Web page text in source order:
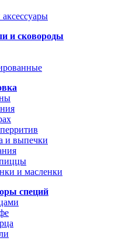
и сковороды
и выпечки
и масленки
специй